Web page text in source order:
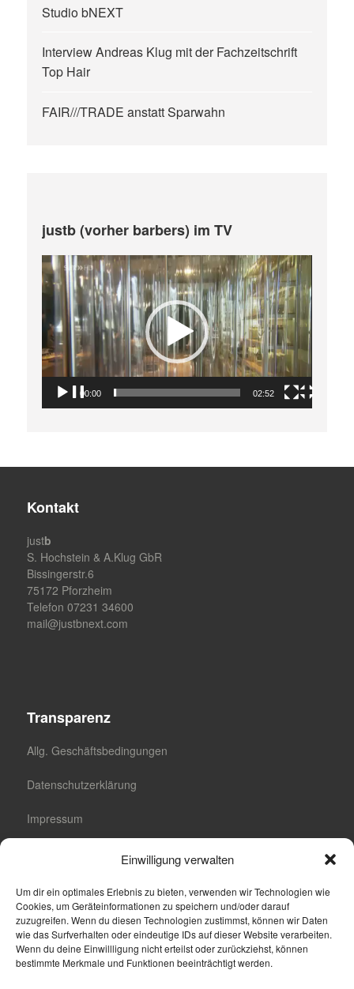
Einwilligung verwalten
Um dir ein optimales Erlebnis zu bieten, verwenden wir Technologien wie
Cookies, um Geräteinformationen zu speichern und/oder darauf
zuzugreifen. Wenn du diesen Technologien zustimmst, können wir Daten
wie das Surfverhalten oder eindeutige IDs auf dieser Website verarbeiten.
Wenn du deine Einwillligung nicht erteilst oder zurückziehst, können
bestimmte Merkmale und Funktionen beeinträchtigt werden.
Studio bNEXT
Interview Andreas Klug mit der Fachzeitschrift
Top Hair
FAIR///TRADE anstatt Sparwahn
justb (vorher barbers) im TV
Video-
Player
00:00 02:52
Kontakt
justb
S. Hochstein & A.Klug GbR
Bissingerstr.6
75172 Pforzheim
Telefon 07231 34600
mail@justbnext.com
Transparenz
Allg. Geschäftsbedingungen
Datenschutzerklärung
Impressum
Cookie-Richtlinie (EU)
Cookie-Einstellungen
Suche